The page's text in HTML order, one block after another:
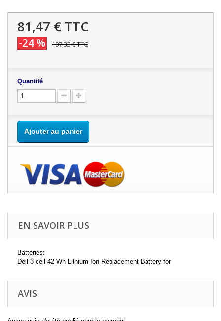
81,47 € TTC
-24 % 107,33 €TTC
Quantité
Ajouter au panier
EN SAVOIR PLUS
Batteries:
Dell 3-cell 42 Wh Lithium Ion Replacement Battery for
AVIS